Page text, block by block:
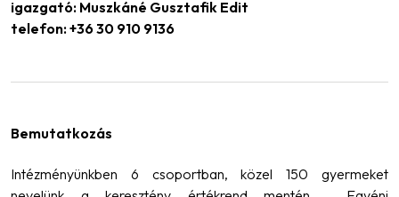
igazgató: Muszkáné Gusztafik Edit
telefon: +36 30 910 9136
Bemutatkozás
Intézményünkben 6 csoportban, közel 150 gyermeket